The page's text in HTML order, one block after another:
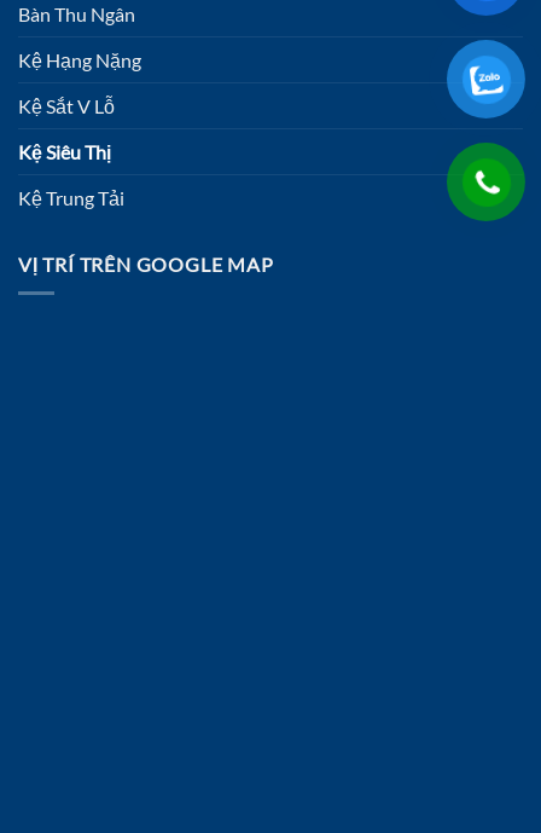
Bàn Thu Ngân
Kệ Hạng Nặng
Kệ Sắt V Lỗ
Kệ Siêu Thị
Kệ Trung Tải
VỊ TRÍ TRÊN GOOGLE MAP